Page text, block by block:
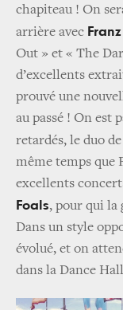
chapiteau ! On
arrière avec
Out » et « The
d’excellents
prouvé une
au passé ! On est
retardés, le duo de
même temps que
excellents
Foals, pour qui la
Dans un style
évolué, et on
dans la Dance